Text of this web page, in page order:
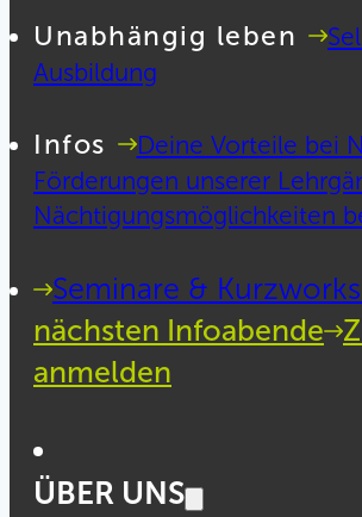
Unabhängig leben
Ausbildung
Infos
Deine Vorteile bei
Förderungen unserer
Nächtigungsmöglichkeiten
Seminare &
nächsten Infoabende
anmelden
ÜBER UNS